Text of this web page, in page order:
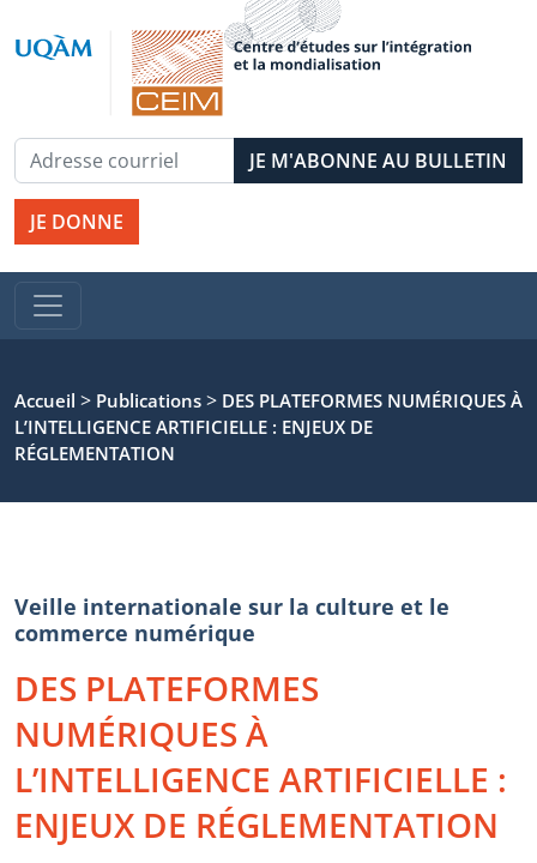
JE DONNE
Accueil > Publications > DES PLATEFORMES NUMÉRIQUES À
L’INTELLIGENCE ARTIFICIELLE : ENJEUX DE
RÉGLEMENTATION
Veille internationale sur la culture et le
commerce numérique
DES PLATEFORMES
NUMÉRIQUES À
L’INTELLIGENCE ARTIFICIELLE :
ENJEUX DE RÉGLEMENTATION